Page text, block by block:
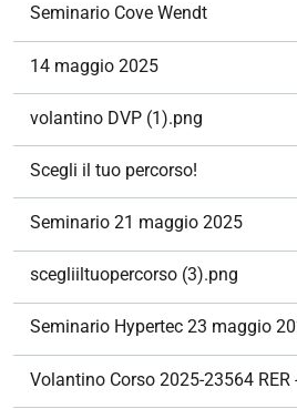
Seminario Cove Wendt
14 maggio 2025
volantino DVP (1).png
Scegli il tuo percorso!
Seminario 21 maggio 2025
scegliiltuopercorso (3).png
Seminario Hypertec 23 maggio
Volantino Corso 2025-23564 RER